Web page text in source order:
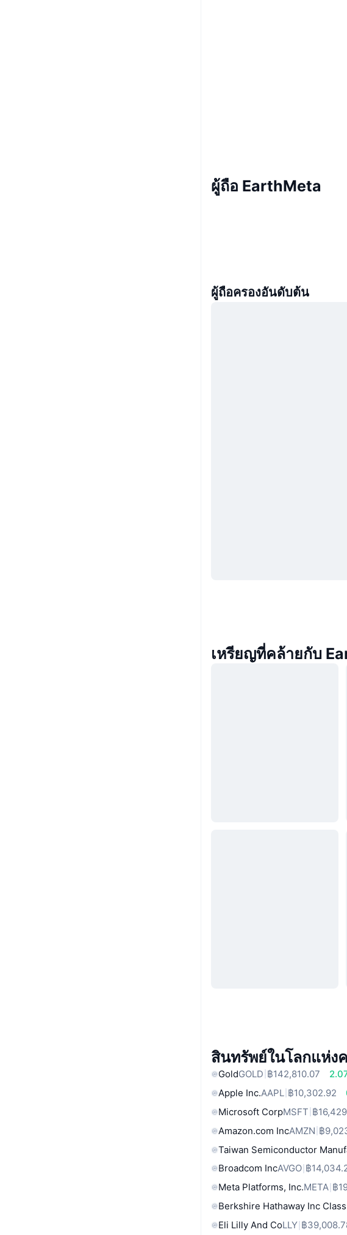
ผู้ถือ EarthMeta
ผู้ถือครองอันดับต้น
เหรียญที่คล้ายกับ
สินทรัพย์ในโลกแห่ง
GoldGOLD ฿142,810.07
Apple Inc.AAPL ฿10,302.92
Microsoft CorpMSFT ฿
Amazon.com IncAMZN ฿
Taiwan Semiconductor
Broadcom IncAVGO ฿
Meta Platforms, Inc.META ฿
Berkshire Hathaway Inc
Eli Lilly And CoLLY ฿